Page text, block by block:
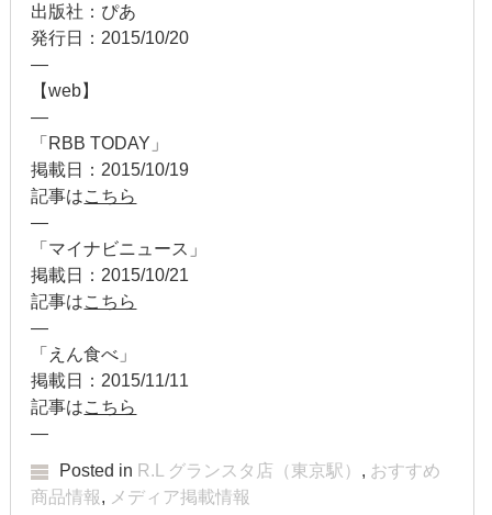
2011年3月
出版社：ぴあ
発行日：2015/10/20
—
【web】
—
「RBB TODAY」
掲載日：2015/10/19
記事はこちら
—
「マイナビニュース」
掲載日：2015/10/21
記事はこちら
—
「えん食べ」
掲載日：2015/11/11
記事はこちら
—
Posted in R.L グランスタ店（東京駅） , おすすめ
商品情報, メディア掲載情報